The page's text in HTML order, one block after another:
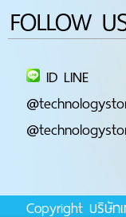
FOLLOW
ID LINE
Copyright บริษัท